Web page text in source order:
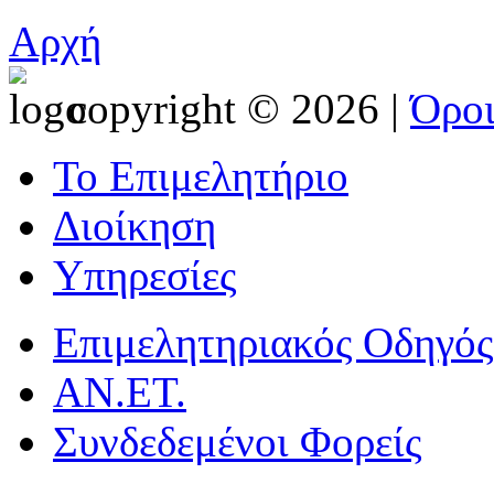
Αρχή
copyright © 2026 |
Το Επιμελητήριο
Διοίκηση
Υπηρεσίες
Επιμελητηριακός Οδηγός
ΑΝ.ΕΤ.
Συνδεδεμένοι Φορείς